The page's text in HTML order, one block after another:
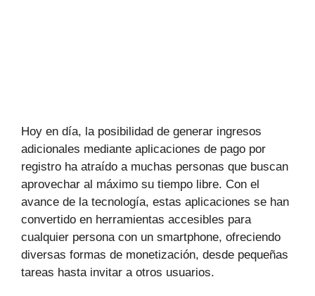
Hoy en día, la posibilidad de generar ingresos
adicionales mediante aplicaciones de pago por
registro ha atraído a muchas personas que buscan
aprovechar al máximo su tiempo libre. Con el
avance de la tecnología, estas aplicaciones se han
convertido en herramientas accesibles para
cualquier persona con un smartphone, ofreciendo
diversas formas de monetización, desde pequeñas
tareas hasta invitar a otros usuarios.